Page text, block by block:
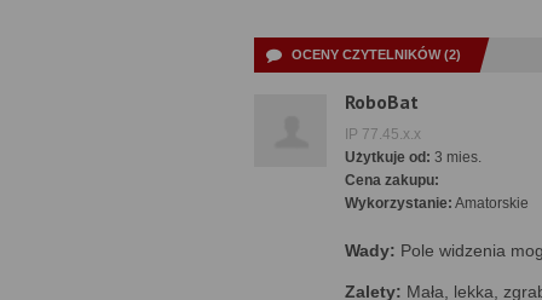
OCENY CZYTELNIKÓW (2)
RoboBat
IP 77.45.x.x
Użytkuje od: 3 mies.
Cena zakupu:
Wykorzystanie: Amatorskie
Wady: Pole widzenia
Zalety: Mała, lekka,